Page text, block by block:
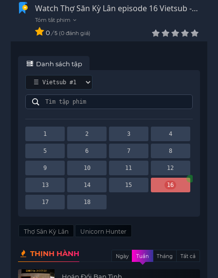
Watch Thợ Săn Kỳ Lân episode 16 Vietsub -
HD
0 / 5 0 đánh giá
Danh sách tập
1 2 3 4
5 6 7 8
9 10 11 12
13 14 15 16
17 18
Thợ Săn Kỳ Lân Unicorn Hunter
THỊNH HÀNH Ngày Tuần Tháng Tất cả
Hoán Đổi Bạn Tình